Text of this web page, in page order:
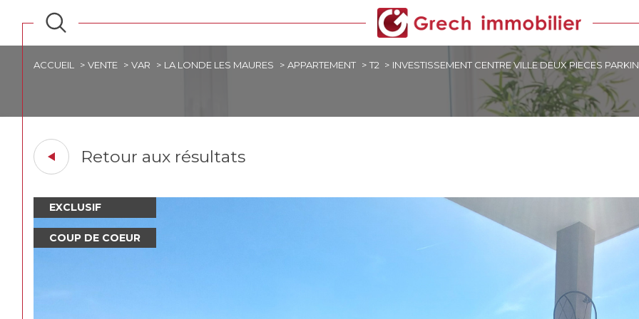
ACCUEIL VENTE VAR LA LONDE LES MAURES APPARTEMENT T2 INVESTISSEMENT CENTRE VILLE DEUX PIECES
Retour aux résultats
EXCLUSIF
COUP DE COEUR